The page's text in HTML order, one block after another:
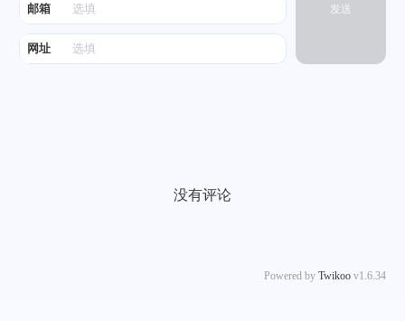
邮箱
网址
发送
没有评论
Powered by Twikoo v1.6.34